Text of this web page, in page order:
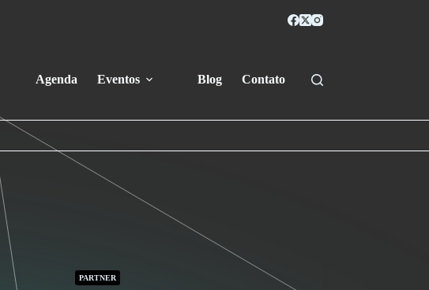
Agenda Eventos Blog Contato
PARTNER